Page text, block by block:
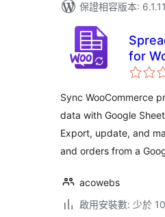
保證相容版本: 6.1.11
for
Sync WooCommerce
data with Google
Export, update, and
and orders from a
acowebs
啟用安裝數: 少於